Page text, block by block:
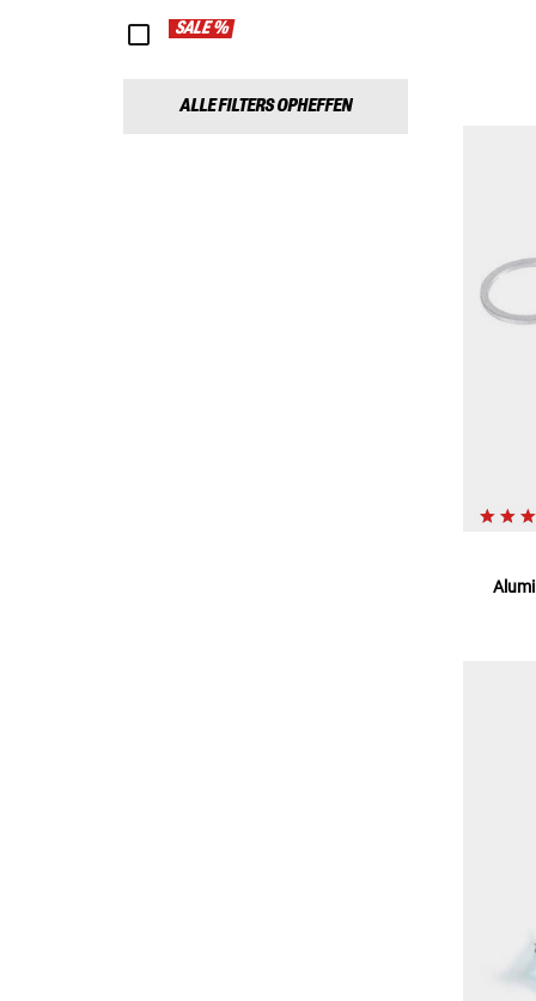
SALE %
ALLE FILTERS OPHEFFEN